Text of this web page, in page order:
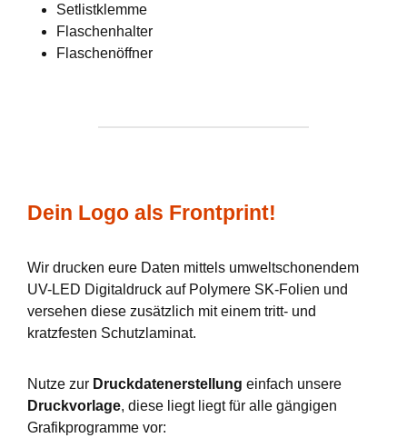
Setlistklemme
Flaschenhalter
Flaschenöffner
Dein Logo als Frontprint!
Wir drucken eure Daten mittels umweltschonendem
UV-LED Digitaldruck auf Polymere SK-Folien und
versehen diese zusätzlich mit einem tritt- und
kratzfesten Schutzlaminat.
Nutze zur Druckdatenerstellung einfach unsere
Druckvorlage, diese liegt liegt für alle gängigen
Grafikprogramme vor: